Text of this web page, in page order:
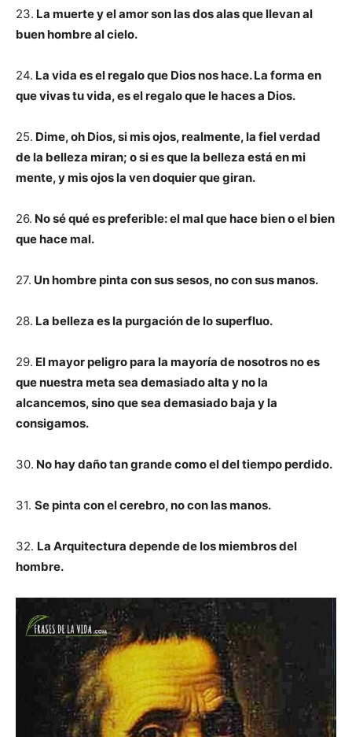
23. La muerte y el amor son las dos alas que llevan al
buen hombre al cielo.
24. La vida es el regalo que Dios nos hace. La forma en
que vivas tu vida, es el regalo que le haces a Dios.
25. Dime, oh Dios, si mis ojos, realmente, la fiel verdad
de la belleza miran; o si es que la belleza está en mi
mente, y mis ojos la ven doquier que giran.
26. No sé qué es preferible: el mal que hace bien o el bien
que hace mal.
27. Un hombre pinta con sus sesos, no con sus manos.
28. La belleza es la purgación de lo superfluo.
29. El mayor peligro para la mayoría de nosotros no es
que nuestra meta sea demasiado alta y no la
alcancemos, sino que sea demasiado baja y la
consigamos.
30. No hay daño tan grande como el del tiempo perdido.
31. Se pinta con el cerebro, no con las manos.
32. La Arquitectura depende de los miembros del
hombre.